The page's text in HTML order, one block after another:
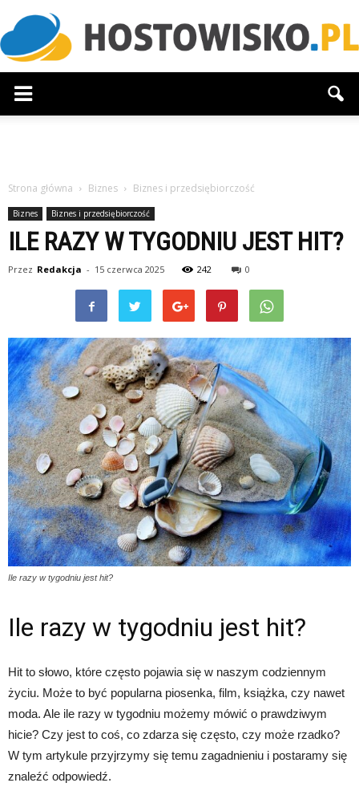
Strona główna Biznes Biznes i przedsiębiorczość
Biznes Biznes i przedsiębiorczość
ILE RAZY W TYGODNIU JEST HIT?
Przez Redakcja - 15 czerwca 2025 242 0
Ile razy w tygodniu jest hit?
Ile razy w tygodniu jest hit?
Hit to słowo, które często pojawia się w naszym codziennym
życiu. Może to być popularna piosenka, film, książka, czy nawet
moda. Ale ile razy w tygodniu możemy mówić o prawdziwym
hicie? Czy jest to coś, co zdarza się często, czy może rzadko?
W tym artykule przyjrzymy się temu zagadnieniu i postaramy się
znaleźć odpowiedź.